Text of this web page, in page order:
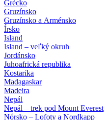
Grécko
Gruzínsko
Gruzínsko a Arménsko
Írsko
Island
Island – veľký okruh
Jordánsko
Juhoafrická republika
Kostarika
Madagaskar
Madeira
Nepál
Nepál – trek pod Mount Everest
Nórsko – Lofoty a Nordkapp